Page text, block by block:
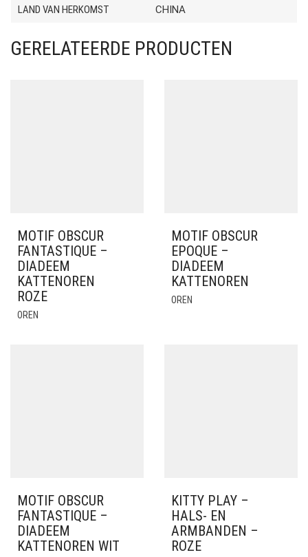
LAND VAN HERKOMST CHINA
GERELATEERDE PRODUCTEN
MOTIF OBSCUR
FANTASTIQUE –
DIADEEM
KATTENOREN
ROZE
OREN
MOTIF OBSCUR
EPOQUE –
DIADEEM
KATTENOREN
OREN
MOTIF OBSCUR
FANTASTIQUE –
DIADEEM
KATTENOREN WIT
KITTY PLAY –
HALS- EN
ARMBANDEN –
ROZE